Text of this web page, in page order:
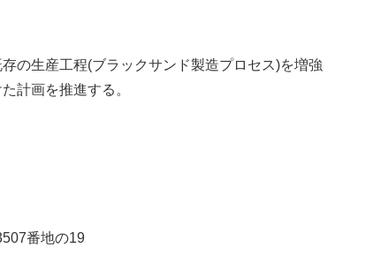
の生産工程(ブラックサンド製造プロセス)を増強
計画を推進する。
番地の19